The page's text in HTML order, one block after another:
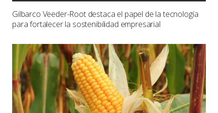
Gilbarco Veeder-Root destaca el papel de la tecnología
para fortalecer la sostenibilidad empresarial